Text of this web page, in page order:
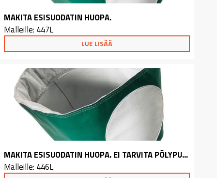
MAKITA ESISUODATIN HUOPA.
Malleille: 447L
LUE LISÄÄ
MAKITA ESISUODATIN HUOPA. EI TARVITA PÖLYPUSSIA
Malleille: 446L